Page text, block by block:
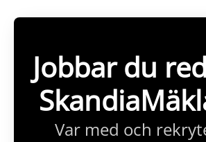
Jobbar du
Var med och